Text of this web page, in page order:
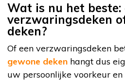
Wat is nu het beste:
verzwaringsdeken
deken?
Of een verzwaringsdeken
gewone deken hangt dus
uw persoonlijke voorkeur